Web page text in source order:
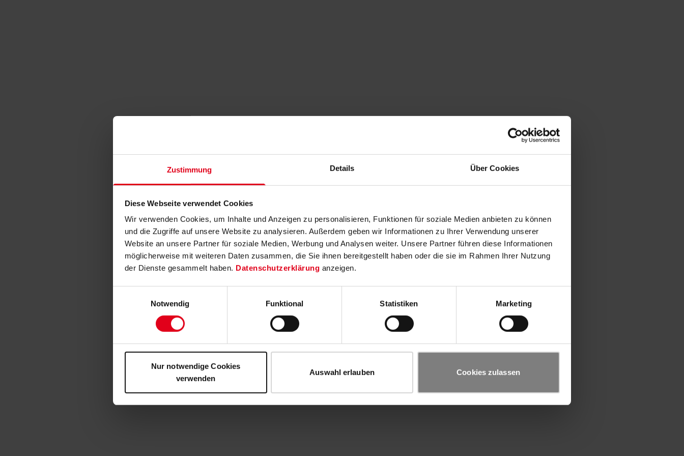
Zustimmung Details Über Cookies
Diese Webseite verwendet Cookies
Wir verwenden Cookies, um Inhalte und Anzeigen zu personalisieren, Funktionen für soziale Medien anbieten zu können
und die Zugriffe auf unsere Website zu analysieren. Außerdem geben wir Informationen zu Ihrer Verwendung unserer
Website an unsere Partner für soziale Medien, Werbung und Analysen weiter. Unsere Partner führen diese Informationen
möglicherweise mit weiteren Daten zusammen, die Sie ihnen bereitgestellt haben oder die sie im Rahmen Ihrer Nutzung
der Dienste gesammelt haben. Datenschutzerklärung anzeigen.
Notwendig
Funktional Statistiken Marketing
Nur notwendige Cookies
verwenden
Auswahl erlauben Cookies zulassen